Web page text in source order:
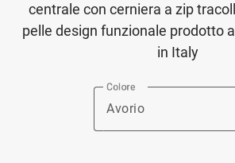
centrale con cerniera a zip
pelle design funzionale prodotto
in Italy
Colore
Avorio